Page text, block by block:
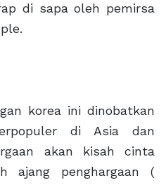
di sapa oleh pemirsa
korea ini dinobatkan
di Asia dan
akan kisah cinta
ajang penghargaan (